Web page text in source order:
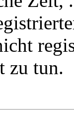
zu tun.